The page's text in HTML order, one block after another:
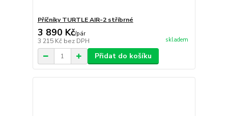
Příčníky TURTLE AIR-2 stříbrné
3 890 Kč/pár
3 215 Kč bez DPH skladem
Přidat do košíku